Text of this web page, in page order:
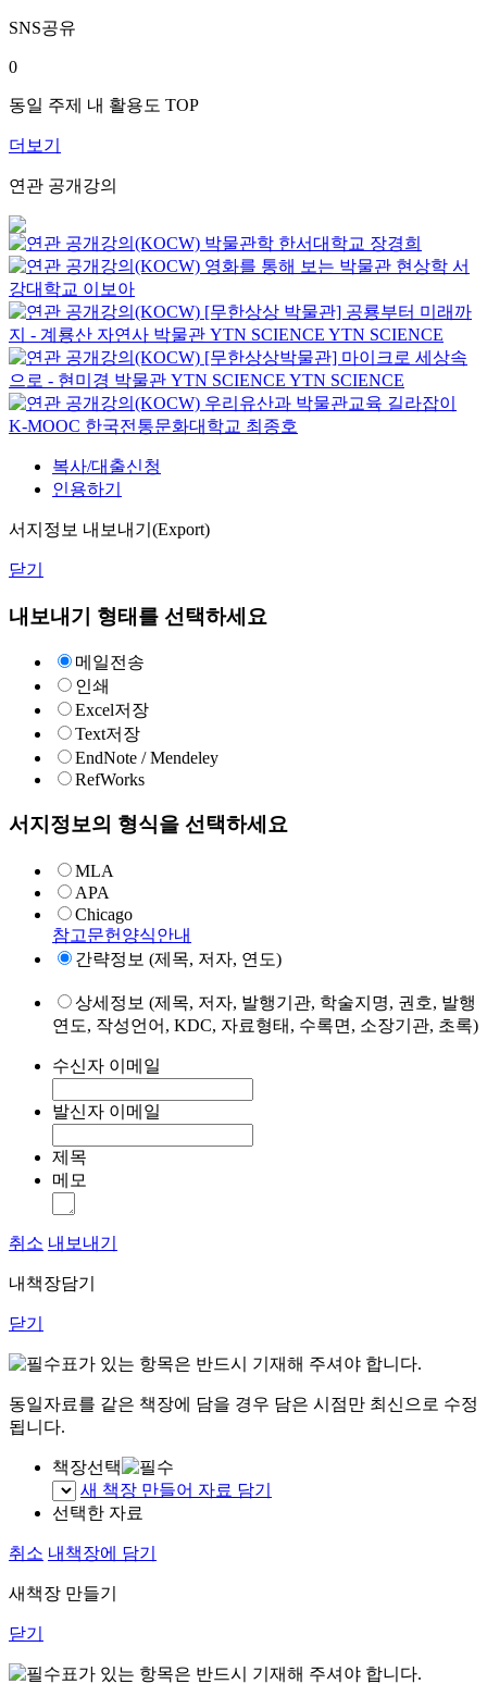
SNS공유
0
동일 주제 내 활용도 TOP
더보기
연관 공개강의
박물관학 한서대학교 장경희
영화를 통해 보는 박물관 현상학 서
강대학교 이보아
[무한상상 박물관] 공룡부터 미래까
지 - 계룡산 자연사 박물관 YTN SCIENCE YTN SCIENCE
[무한상상박물관] 마이크로 세상속
으로 - 현미경 박물관 YTN SCIENCE YTN SCIENCE
우리유산과 박물관교육 길라잡이
K-MOOC 한국전통문화대학교 최종호
복사/대출신청
인용하기
서지정보 내보내기(Export)
닫기
내보내기 형태를 선택하세요
메일전송
인쇄
Excel저장
Text저장
EndNote / Mendeley
RefWorks
서지정보의 형식을 선택하세요
MLA
APA
Chicago
참고문헌양식안내
간략정보 (제목, 저자, 연도)
상세정보 (제목, 저자, 발행기관, 학술지명, 권호, 발행
연도, 작성언어, KDC, 자료형태, 수록면, 소장기관, 초록)
수신자 이메일
발신자 이메일
제목
메모
취소 내보내기
내책장담기
닫기
표가 있는 항목은 반드시 기재해 주셔야 합니다.
동일자료를 같은 책장에 담을 경우 담은 시점만 최신으로 수정
됩니다.
책장선택
새 책장 만들어 자료 담기
선택한 자료
취소 내책장에 담기
새책장 만들기
닫기
표가 있는 항목은 반드시 기재해 주셔야 합니다.